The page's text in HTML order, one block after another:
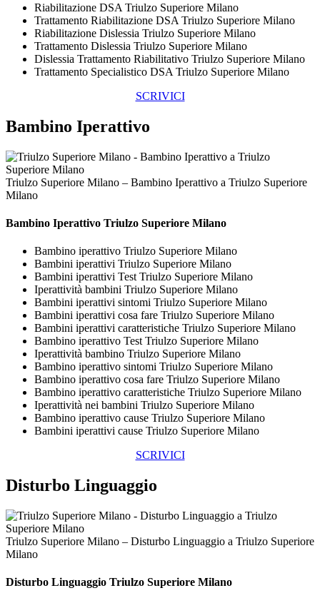
Riabilitazione DSA Triulzo Superiore Milano
Trattamento Riabilitazione DSA Triulzo Superiore Milano
Riabilitazione Dislessia Triulzo Superiore Milano
Trattamento Dislessia Triulzo Superiore Milano
Dislessia Trattamento Riabilitativo Triulzo Superiore Milano
Trattamento Specialistico DSA Triulzo Superiore Milano
SCRIVICI
Bambino Iperattivo
Triulzo Superiore Milano – Bambino Iperattivo a Triulzo Superiore
Milano
Bambino Iperattivo Triulzo Superiore Milano
Bambino iperattivo Triulzo Superiore Milano
Bambini iperattivi Triulzo Superiore Milano
Bambini iperattivi Test Triulzo Superiore Milano
Iperattività bambini Triulzo Superiore Milano
Bambini iperattivi sintomi Triulzo Superiore Milano
Bambini iperattivi cosa fare Triulzo Superiore Milano
Bambini iperattivi caratteristiche Triulzo Superiore Milano
Bambino iperattivo Test Triulzo Superiore Milano
Iperattività bambino Triulzo Superiore Milano
Bambino iperattivo sintomi Triulzo Superiore Milano
Bambino iperattivo cosa fare Triulzo Superiore Milano
Bambino iperattivo caratteristiche Triulzo Superiore Milano
Iperattività nei bambini Triulzo Superiore Milano
Bambino iperattivo cause Triulzo Superiore Milano
Bambini iperattivi cause Triulzo Superiore Milano
SCRIVICI
Disturbo Linguaggio
Triulzo Superiore Milano – Disturbo Linguaggio a Triulzo Superiore
Milano
Disturbo Linguaggio Triulzo Superiore Milano